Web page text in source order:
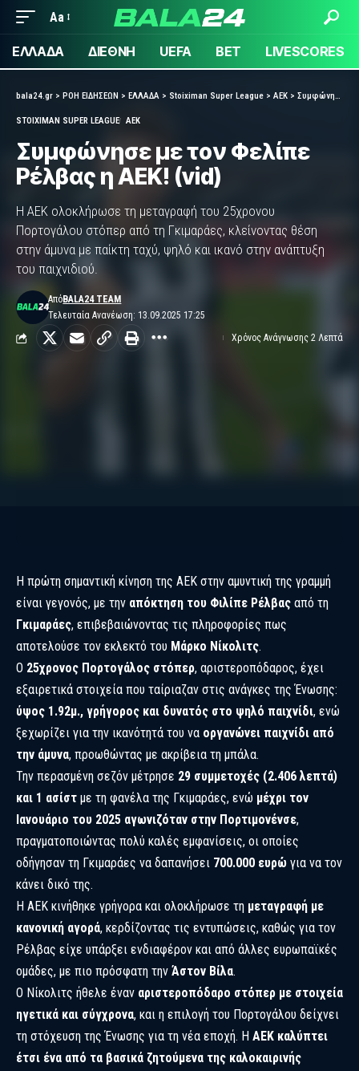
Aa
ΕΛΛΑΔΑ ΔΙΕΘΝΗ UEFA BET LIVESCORES
bala24.gr > ΡΟΗ ΕΙΔΗΣΕΩΝ > ΕΛΛΑΔΑ > Stoiximan Super League > ΑΕΚ > Συμφώνησε με τον Φελίπε Ρέλβας η ΑΕΚ! (vid)
STOIXIMAN SUPER LEAGUE ΑΕΚ
Συμφώνησε με τον Φελίπε
Ρέλβας η ΑΕΚ! (vid)
Η ΑΕΚ ολοκλήρωσε τη μεταγραφή του 25χρονου
Πορτογάλου στόπερ από τη Γκιμαράες, κλείνοντας θέση
στην άμυνα με παίκτη ταχύ, ψηλό και ικανό στην ανάπτυξη
του παιχνιδιού.
Τελευταία Ανανέωση: 13.09.2025 17:25
ΑπόBALA24 TEAM
Χρόνος Ανάγνωσης 2 Λεπτά
Η πρώτη σημαντική κίνηση της ΑΕΚ στην αμυντική της γραμμή
είναι γεγονός, με την απόκτηση του Φιλίπε Ρέλβας από τη
Γκιμαράες, επιβεβαιώνοντας τις πληροφορίες πως
αποτελούσε τον εκλεκτό του Μάρκο Νίκολιτς.
Ο 25χρονος Πορτογάλος στόπερ, αριστεροπόδαρος, έχει
εξαιρετικά στοιχεία που ταίριαζαν στις ανάγκες της Ένωσης:
ύψος 1.92μ., γρήγορος και δυνατός στο ψηλό παιχνίδι, ενώ
ξεχωρίζει για την ικανότητά του να οργανώνει παιχνίδι από
την άμυνα, προωθώντας με ακρίβεια τη μπάλα.
Την περασμένη σεζόν μέτρησε 29 συμμετοχές (2.406 λεπτά)
και 1 ασίστ με τη φανέλα της Γκιμαράες, ενώ μέχρι τον
Ιανουάριο του 2025 αγωνιζόταν στην Πορτιμονένσε,
πραγματοποιώντας πολύ καλές εμφανίσεις, οι οποίες
οδήγησαν τη Γκιμαράες να δαπανήσει 700.000 ευρώ για να τον
κάνει δικό της.
Η ΑΕΚ κινήθηκε γρήγορα και ολοκλήρωσε τη μεταγραφή με
κανονική αγορά, κερδίζοντας τις εντυπώσεις, καθώς για τον
Ρέλβας είχε υπάρξει ενδιαφέρον και από άλλες ευρωπαϊκές
ομάδες, με πιο πρόσφατη την Άστον Βίλα.
Ο Νίκολιτς ήθελε έναν αριστεροπόδαρο στόπερ με στοιχεία
ηγετικά και σύγχρονα, και η επιλογή του Πορτογάλου δείχνει
τη στόχευση της Ένωσης για τη νέα εποχή. Η ΑΕΚ καλύπτει
έτσι ένα από τα βασικά ζητούμενα της καλοκαιρινής